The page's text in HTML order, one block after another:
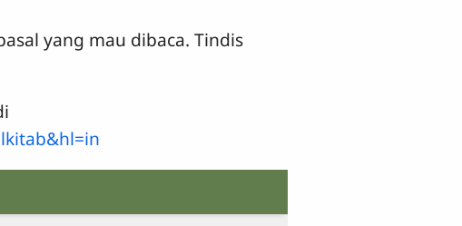
yang mau dibaca. Tindis